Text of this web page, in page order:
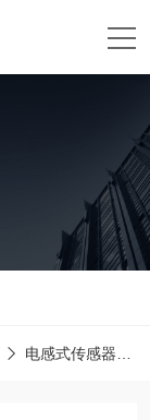
电感式传感器